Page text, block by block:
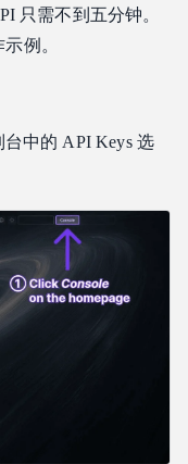
只需不到五分钟。
例。
中的 API Keys 选